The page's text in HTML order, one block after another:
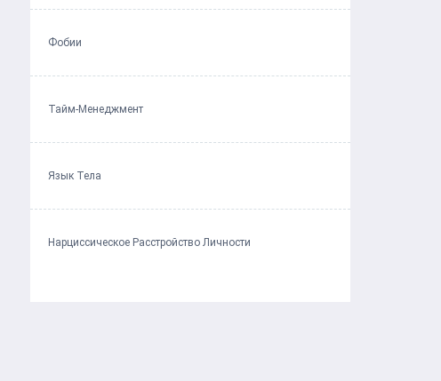
Фобии
Тайм-Менеджмент
Язык Тела
Нарциссическое Расстройство Личности